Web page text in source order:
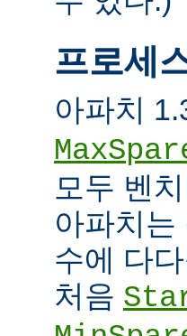
프로세
아파치
모두 벤
아파치
수에 다
처음